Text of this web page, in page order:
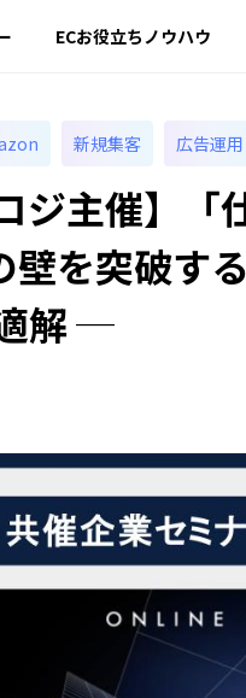
ECお役立ちノウハウ
新規集客 広告運用
ジ主催】
を突破す
解 ─